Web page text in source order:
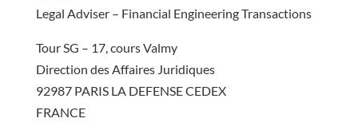
Legal Adviser – Financial Engineering Transactions
Tour SG – 17, cours Valmy
Direction des Affaires Juridiques
92987 PARIS LA DEFENSE CEDEX
FRANCE